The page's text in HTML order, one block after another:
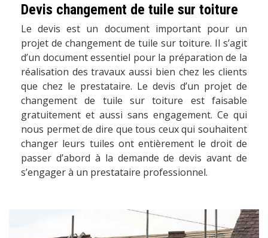
Devis changement de tuile sur toiture
Le devis est un document important pour un
projet de changement de tuile sur toiture. Il s’agit
d’un document essentiel pour la préparation de la
réalisation des travaux aussi bien chez les clients
que chez le prestataire. Le devis d’un projet de
changement de tuile sur toiture est faisable
gratuitement et aussi sans engagement. Ce qui
nous permet de dire que tous ceux qui souhaitent
changer leurs tuiles ont entièrement le droit de
passer d’abord à la demande de devis avant de
s’engager à un prestataire professionnel.